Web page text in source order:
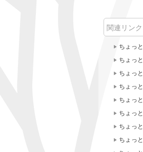
関連リンク
ちょっ
ちょっ
ちょっ
ちょっ
ちょっ
ちょっ
ちょっ
ちょっ